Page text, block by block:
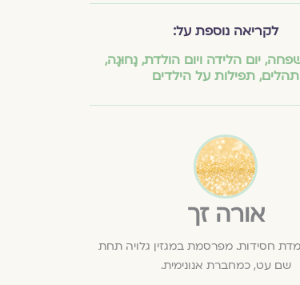
לקריאה נוספת על:
, יום הלידה ויום הולדת, נָחוּגָה,
תהלים, תפילות על הילדים
אורה זך
חסידות. מפרסמת במגזין גלויה תחת
שם עט, כמחברת אנונימית.